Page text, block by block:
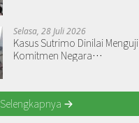
Selasa, 28 Juli 2026
Kasus Sutrimo Dinilai Menguji
Komitmen Negara
Selengkapnya